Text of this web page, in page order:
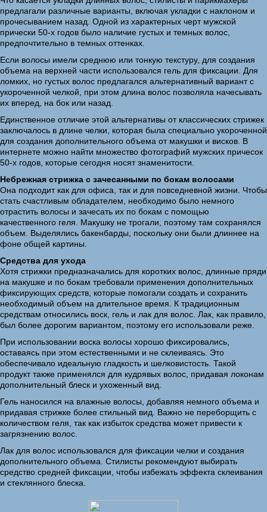
предлагали различные варианты, включая укладки с наклоном и
прочесыванием назад. Одной из характерных черт мужской
прически 50-х годов было наличие густых и темных волос,
предпочтительно в темных оттенках.
Если волосы имели среднюю или тонкую текстуру, для создания
объема на верхней части использовался гель для фиксации. Для
ломких, но густых волос предлагался альтернативный вариант с
укороченной челкой, при этом длина волос позволяла начесывать
их вперед, на бок или назад.
Единственное отличие этой альтернативы от классических стрижек
заключалось в длине челки, которая была специально укороченной
для создания дополнительного объема от макушки и висков. В
интернете можно найти множество фотографий мужских причесок
50-х годов, которые сегодня носят знаменитости.
Небрежная стрижка с зачесанными по бокам волосами
Она подходит как для офиса, так и для повседневной жизни. Чтобы
стать счастливым обладателем, необходимо было немного
отрастить волосы и зачесать их по бокам с помощью
качественного геля. Макушку не трогали, поэтому там сохранялся
объем. Выделялись бакенбарды, поскольку они были длиннее на
фоне общей картины.
Средства для ухода
Хотя стрижки предназначались для коротких волос, длинные пряди
на макушке и по бокам требовали применения дополнительных
фиксирующих средств, которые помогали создать и сохранить
необходимый объем на длительное время. К традиционным
средствам относились воск, гель и лак для волос. Лак, как правило,
был более дорогим вариантом, поэтому его использовали реже.
При использовании воска волосы хорошо фиксировались,
оставаясь при этом естественными и не склеиваясь. Это
обеспечивало идеальную гладкость и шелковистость. Такой
продукт также применялся для кудрявых волос, придавая локонам
дополнительный блеск и ухоженный вид.
Гель наносился на влажные волосы, добавляя немного объема и
придавая стрижке более стильный вид. Важно не переборщить с
количеством геля, так как избыток средства может привести к
загрязнению волос.
Лак для волос использовался для фиксации челки и создания
дополнительного объема. Стилисты рекомендуют выбирать
средство средней фиксации, чтобы избежать эффекта склеивания
и стеклянного блеска.